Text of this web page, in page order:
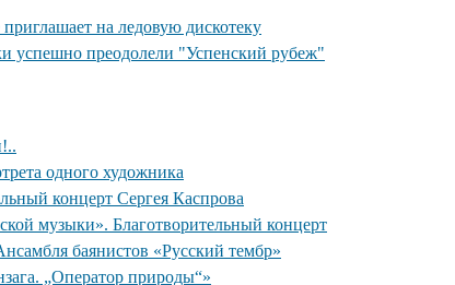
приглашает на ледовую дискотеку
успешно преодолели "Успенский рубеж"
одного художника
концерт Сергея Каспрова
музыки». Благотворительный концерт
баянистов «Русский тембр»
„Оператор природы“»